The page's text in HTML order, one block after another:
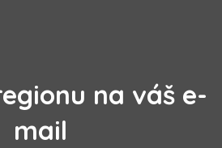
na váš e-
mail